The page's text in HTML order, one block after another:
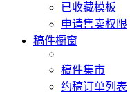
已收藏模板
申请售卖权限
稿件橱窗
稿件集市
约稿订单列表